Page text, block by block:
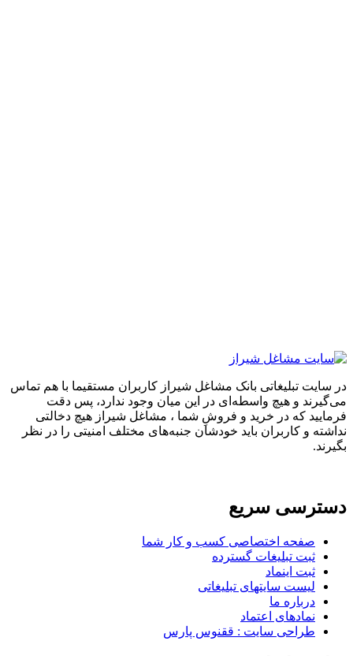
بانک مشاغل شیراز کاربران مستقیما با هم تماس
و هیچ واسطه‌ای در این میان وجود ندارد، پس دقت
که در خرید و فروشِ شما ، مشاغل شیراز هیچ دخالتی
کاربران باید خودشان جنبه‌های مختلف امنیتی را در نظر
سریع
اختصاصی کسب و کار شما
تبلیغات گسترده
اینماد
سایتهای تبلیغاتی
ما
اعتماد
سایت : ققنوس پارس